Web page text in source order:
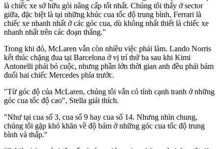
là chiếc xe sở hữu gói nâng cấp tốt nhất. Chúng tôi thấy ở sector
giữa, đặc biệt là tại những khúc cua tốc độ trung bình, Ferrari là
chiếc xe nhanh nhất ở các góc cua, dù không nhất thiết là chiếc xe
nhanh nhất trên các đoạn thẳng."
Trong khi đó, McLaren vẫn còn nhiều việc phải làm. Lando Norris
kết thúc chặng đua tại Barcelona ở vị trí thứ ba sau khi Kimi
Antonelli phải bỏ cuộc, nhưng phần lớn thời gian anh đều phải bám
đuổi hai chiếc Mercedes phía trước.
"Từ góc độ của McLaren, chúng tôi vẫn có tính cạnh tranh ở những
góc cua tốc độ cao", Stella giải thích.
"Như tại cua số 3, cua số 9 hay cua số 14. Nhưng nhìn chung,
chúng tôi gặp khó khăn về độ bám ở những góc cua tốc độ trung
bình và thấp."